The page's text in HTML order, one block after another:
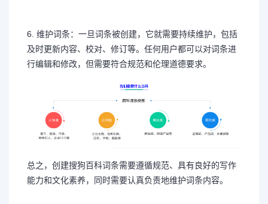
6. 维护词条：一旦词条被创建，它就需要持续维护，包括
及时更新内容、校对、修订等。任何用户都可以对词条进
行编辑和修改，但需要符合规范和伦理道德要求。
总之，创建搜狗百科词条需要遵循规范、具有良好的写作
能力和文化素养，同时需要认真负责地维护词条内容。